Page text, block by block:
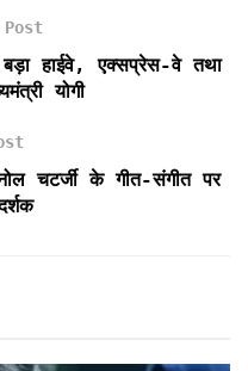
हाईवे, एक्सप्रेस-वे तथा
योगी
चटर्जी के गीत-संगीत पर